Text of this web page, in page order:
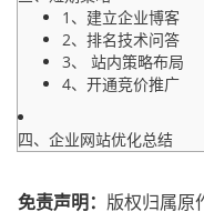
1、建立企业博客
2、排名技术问答
3、 站内策略布局
4、开通竞价推广
四、企业网站优化总结
免责声明： 版权归属原